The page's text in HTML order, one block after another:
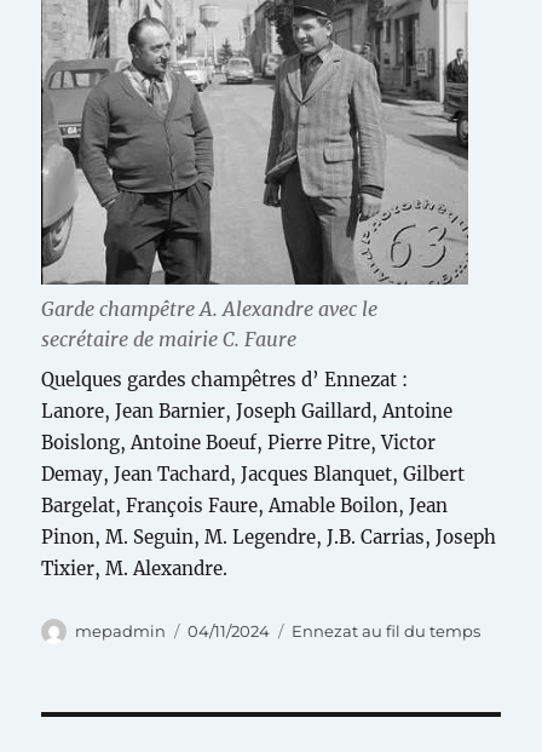
Garde champêtre A. Alexandre avec le
secrétaire de mairie C. Faure
Quelques gardes champêtres d’ Ennezat :
Lanore, Jean Barnier, Joseph Gaillard, Antoine
Boislong, Antoine Boeuf, Pierre Pitre, Victor
Demay, Jean Tachard, Jacques Blanquet, Gilbert
Bargelat, François Faure, Amable Boilon, Jean
Pinon, M. Seguin, M. Legendre, J.B. Carrias, Joseph
Tixier, M. Alexandre.
Auteur
mepadmin
Publié
04/11/2024 Catégories
Ennezat au fil du temps